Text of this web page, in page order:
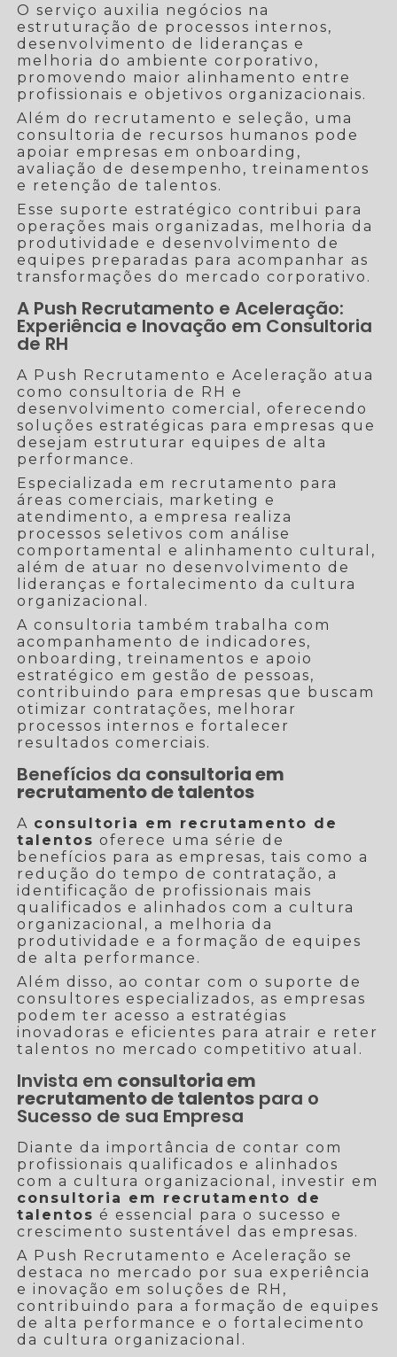
O serviço auxilia negócios na
estruturação de processos internos,
desenvolvimento de lideranças e
melhoria do ambiente corporativo,
promovendo maior alinhamento entre
profissionais e objetivos organizacionais.
Além do recrutamento e seleção, uma
consultoria de recursos humanos pode
apoiar empresas em onboarding,
avaliação de desempenho, treinamentos
e retenção de talentos.
Esse suporte estratégico contribui para
operações mais organizadas, melhoria da
produtividade e desenvolvimento de
equipes preparadas para acompanhar as
transformações do mercado corporativo.
A Push Recrutamento e Aceleração:
Experiência e Inovação em Consultoria
de RH
A Push Recrutamento e Aceleração atua
como consultoria de RH e
desenvolvimento comercial, oferecendo
soluções estratégicas para empresas que
desejam estruturar equipes de alta
performance.
Especializada em recrutamento para
áreas comerciais, marketing e
atendimento, a empresa realiza
processos seletivos com análise
comportamental e alinhamento cultural,
além de atuar no desenvolvimento de
lideranças e fortalecimento da cultura
organizacional.
A consultoria também trabalha com
acompanhamento de indicadores,
onboarding, treinamentos e apoio
estratégico em gestão de pessoas,
contribuindo para empresas que buscam
otimizar contratações, melhorar
processos internos e fortalecer
resultados comerciais.
Benefícios da consultoria em
recrutamento de talentos
A consultoria em recrutamento de
talentos oferece uma série de
benefícios para as empresas, tais como a
redução do tempo de contratação, a
identificação de profissionais mais
qualificados e alinhados com a cultura
organizacional, a melhoria da
produtividade e a formação de equipes
de alta performance.
Além disso, ao contar com o suporte de
consultores especializados, as empresas
podem ter acesso a estratégias
inovadoras e eficientes para atrair e reter
talentos no mercado competitivo atual.
Invista em consultoria em
recrutamento de talentos para o
Sucesso de sua Empresa
Diante da importância de contar com
profissionais qualificados e alinhados
com a cultura organizacional, investir em
consultoria em recrutamento de
talentos é essencial para o sucesso e
crescimento sustentável das empresas.
A Push Recrutamento e Aceleração se
destaca no mercado por sua experiência
e inovação em soluções de RH,
contribuindo para a formação de equipes
de alta performance e o fortalecimento
da cultura organizacional.